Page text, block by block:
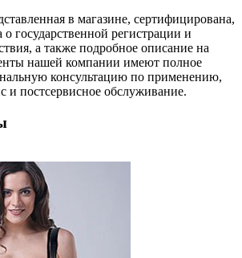
в магазине, сертифицирована,
о государственной регистрации и
а также подробное описание на
нашей компании имеют полное
консультацию по применению,
и постсервисное обслуживание.